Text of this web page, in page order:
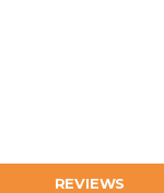
REVIEWS